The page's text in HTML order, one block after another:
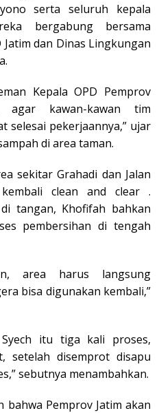
serta seluruh kepala
bergabung bersama
dan Dinas Lingkungan
Kepala OPD Pemprov
agar kawan-kawan tim
selesai pekerjaannya,” ujar
di area taman.
sekitar Grahadi dan Jalan
clean and clear .
tangan, Khofifah bahkan
pembersihan di tengah
area harus langsung
bisa digunakan kembali,”
itu tiga kali proses,
setelah disemprot disapu
sebutnya menambahkan.
bahwa Pemprov Jatim akan